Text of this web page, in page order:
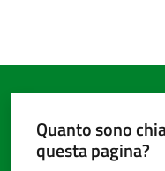
Seguici
Quanto sono
questa pagina?